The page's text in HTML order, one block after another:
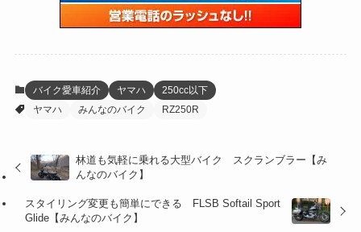
(109)
(5) (5)
(60)
(38)
(59)
(41)
(47)
(1)
(41)
(16)
(16)
(1)
バイク愛車紹介 ヤマハ
250cc以下
ヤマハ
みんなのバイク RZ250R
林道も気軽に乗れる大型バイク スクランブラー【み
んなのバイク】
スタイリング変更も簡単にできる FLSB Softail Sport
Glide【みんなのバイク】